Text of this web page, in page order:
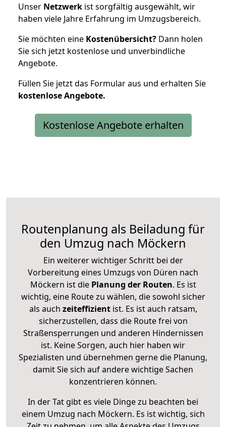
Unser Netzwerk ist sorgfältig ausgewählt, wir
haben viele Jahre Erfahrung im Umzugsbereich.
Sie möchten eine Kostenübersicht? Dann holen
Sie sich jetzt kostenlose und unverbindliche
Angebote.
Füllen Sie jetzt das Formular aus und erhalten Sie
kostenloseAngebote.
Kostenlose Angebote erhalten
Routenplanung als Beiladung für
den Umzug nach Möckern
Ein weiterer wichtiger Schritt bei der
Vorbereitung eines Umzugs von Düren nach
Möckern ist diePlanung der Routen. Es ist
wichtig, eine Route zu wählen, die sowohl sicher
als auch zeiteffizientist. Es ist auch ratsam,
sicherzustellen, dass die Route frei von
Straßensperrungen und anderen Hindernissen
ist. Keine Sorgen, auch hier haben wir
Spezialisten und übernehmen gerne die Planung,
damit Sie sich auf andere wichtige Sachen
konzentrieren können.
In der Tat gibt es viele Dinge zu beachten bei
einem Umzug nach Möckern. Es ist wichtig, sich